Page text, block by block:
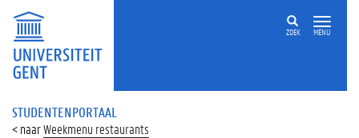
ZOEK MENU
STUDENTENPORTAAL
Weekmenu restaurants